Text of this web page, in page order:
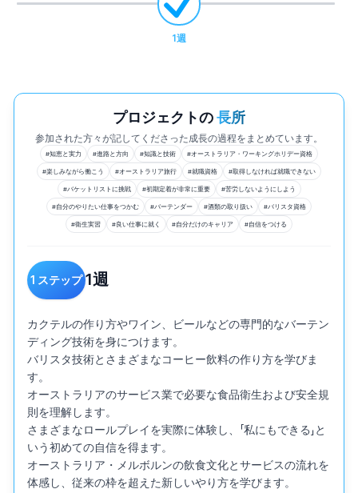
1 週
プロジェクトの長所
参加された方々が記してくださった成長の過程をまとめています。
#知恵と実力 #進路と方向 #知識と技術 #オーストラリア・ワーキングホリデー資格
#楽しみながら働こう #オーストラリア旅行 #就職資格 #取得しなければ就職できない
#バケットリストに挑戦 #初期定着が非常に重要 #苦労しないようにしよう
#自分のやりたい仕事をつかむ #バーテンダー #酒類の取り扱い #バリスタ資格
#衛生実習 #良い仕事に就く #自分だけのキャリア #自信をつける
1 ステップ 1週
カクテルの作り方やワイン、ビールなどの専門的なバーテン
ディング技術を身につけます。
バリスタ技術とさまざまなコーヒー飲料の作り方を学びま
す。
オーストラリアのサービス業で必要な食品衛生および安全規
則を理解します。
さまざまなロールプレイを実際に体験し、「私にもできる」と
いう初めての自信を得ます。
オーストラリア・メルボルンの飲食文化とサービスの流れを
体感し、従来の枠を超えた新しいやり方を学びます。